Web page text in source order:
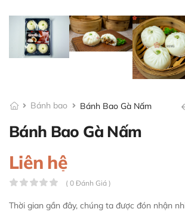
Bánh bao Bánh Bao Gà Nấm
Bánh Bao Gà Nấm
Liên hệ
( 0 Đánh Giá )
Thời gian gần đây, chúng ta được đón nhận